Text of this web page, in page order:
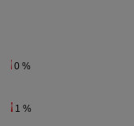
0 %
1 %